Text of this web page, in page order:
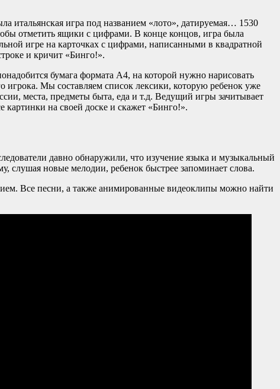
итальянская игра под названием «лото», датируемая… 1530
отметить ящики с цифрами. В конце концов, игра была
игре на карточках с цифрами, написанными в квадратной
и кричит «Бинго!».
бумага формата А4, на которой нужно нарисовать
игрока. Мы составляем список лексики, которую ребенок уже
места, предметы быта, еда и т.д. Ведущий игры зачитывает
картинки на своей доске и скажет «Бинго!».
давно обнаружили, что изучение языка и музыкальный
слушая новые мелодии, ребенок быстрее запоминает слова.
Все песни, а также анимированные видеоклипы можно найти